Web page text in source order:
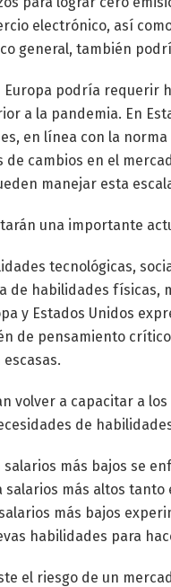
electrónico, así
general, también
Europa podría requerir
a la pandemia. En
en línea con la
de cambios en el
manejar esta
una importante
tecnológicas,
de habilidades físicas,
y Estados Unidos
de pensamiento
volver a capacitar a
de
salarios más bajos se
más altos
más bajos
habilidades para
el riesgo de un